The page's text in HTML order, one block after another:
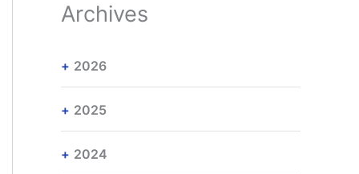
Archives
2026
2025
2024